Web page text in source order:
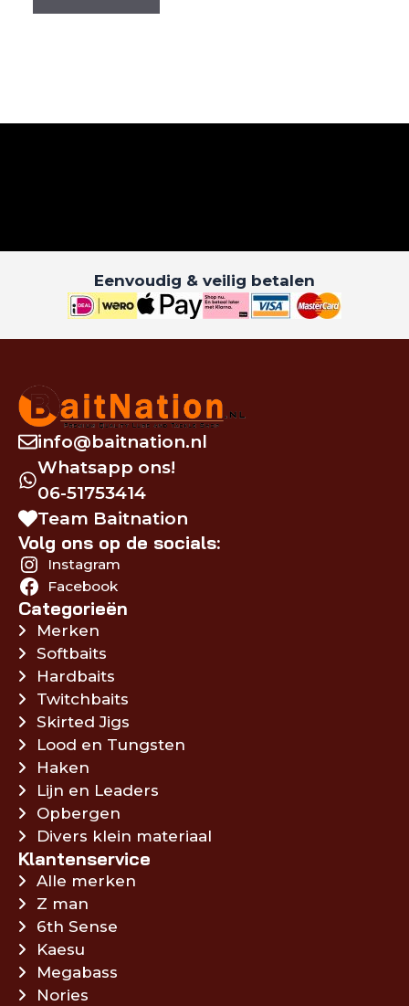
Eenvoudig & veilig betalen
info@baitnation.nl
Whatsapp ons!
06-51753414
Team Baitnation
Volg ons op de socials:
Instagram
Facebook
Categorieën
Merken
Softbaits
Hardbaits
Twitchbaits
Skirted Jigs
Lood en Tungsten
Haken
Lijn en Leaders
Opbergen
Divers klein materiaal
Klantenservice
Alle merken
Z man
6th Sense
Kaesu
Megabass
Nories